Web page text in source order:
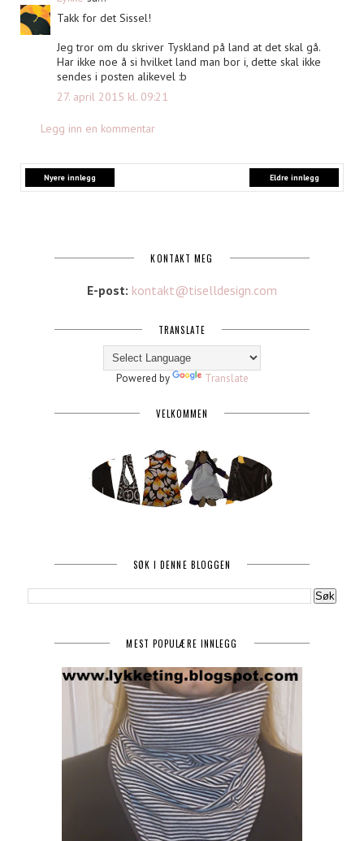
Takk for det Sissel!
Jeg tror om du skriver Tyskland på land at det skal gå.
Har ikke noe å si hvilket land man bor i, dette skal ikke
sendes i posten alikevel :b
27. april 2015 kl. 09:21
Legg inn en kommentar
Nyere innlegg Eldre innlegg
KONTAKT MEG
E-post: kontakt@tiselldesign.com
TRANSLATE
Powered by Translate
VELKOMMEN
SØK I DENNE BLOGGEN
MEST POPULÆRE INNLEGG